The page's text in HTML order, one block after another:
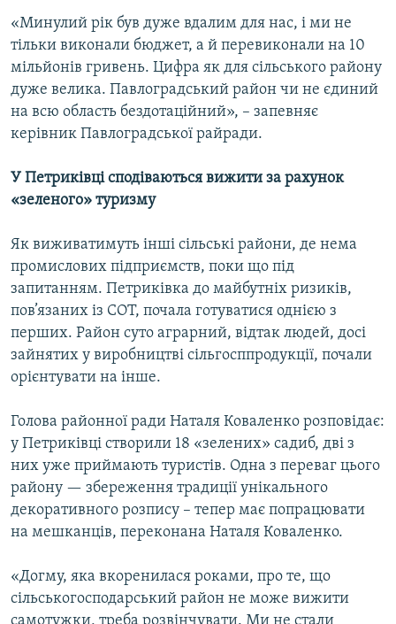
«Минулий рік був дуже вдалим для нас, і ми не
тільки виконали бюджет, а й перевиконали на 10
мільйонів гривень. Цифра як для сільського району
дуже велика. Павлоградський район чи не єдиний
на всю область бездотаційний», – запевняє
керівник Павлоградської райради.
У Петриківці сподіваються вижити за рахунок
«зеленого» туризму
Як виживатимуть інші сільські райони, де нема
промислових підприємств, поки що під
запитанням. Петриківка до майбутніх ризиків,
пов’язаних із СОТ, почала готуватися однією з
перших. Район суто аграрний, відтак людей, досі
зайнятих у виробництві сільгосппродукції, почали
орієнтувати на інше.
Голова районної ради Наталя Коваленко розповідає:
у Петриківці створили 18 «зелених» садиб, дві з
них уже приймають туристів. Одна з переваг цього
району — збереження традиції унікального
декоративного розпису – тепер має попрацювати
на мешканців, переконана Наталя Коваленко.
«Догму, яка вкоренилася роками, про те, що
сільськогосподарський район не може вижити